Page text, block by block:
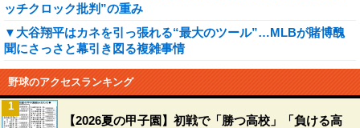
ッチクロック批判”の重み
▼大谷翔平はカネを引っ張れる“最大のツール”…MLBが賭博醜
聞にさっさと幕引き図る複雑事情
野球のアクセスランキング
【2026夏の甲子園】初戦で「勝つ高校」「負ける高
1